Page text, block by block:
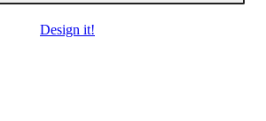
Design it!